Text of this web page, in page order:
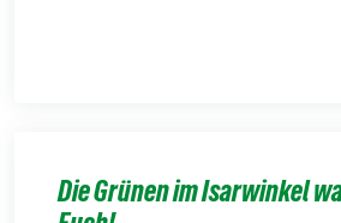
Die Grünen im Isarwinkel